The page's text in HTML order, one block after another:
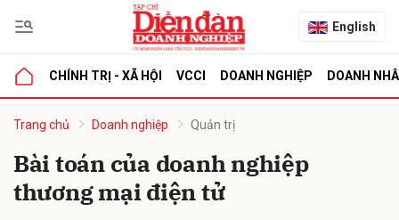
English
CHÍNH TRỊ - XÃ HỘI VCCI DOANH NGHIỆP DOANH
Trang chủ Doanh nghiệp Quản trị
Bài toán của doanh nghiệp
thương mại điện tử
luận